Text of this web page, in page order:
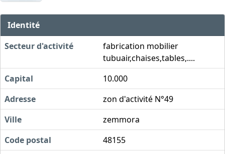
Identité
Secteur d'activité
fabrication mobilier
tubuair,chaises,tables,....
Capital
10.000
Adresse
zon d'activité N°49
Ville
zemmora
Code postal
48155